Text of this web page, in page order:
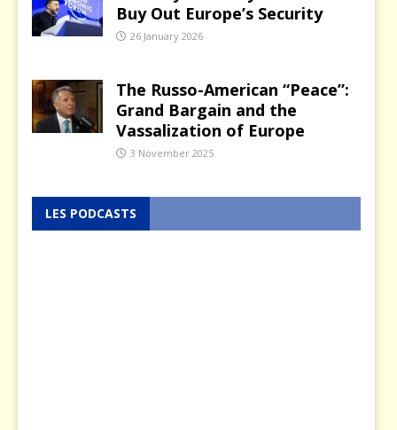
Buy Out Europe’s Security
26 January 2026
The Russo-American “Peace”:
Grand Bargain and the
Vassalization of Europe
3 November 2025
LES PODCASTS